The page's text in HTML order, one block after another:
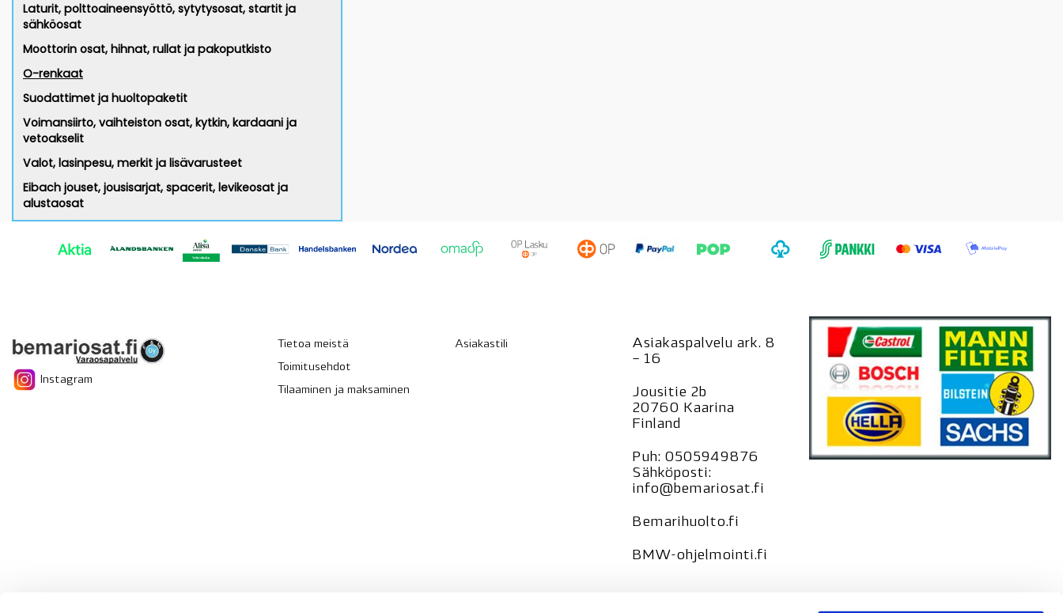
Laturit, polttoaineensyöttö, sytytysosat, startit ja
sähköosat
Moottorin osat, hihnat, rullat ja pakoputkisto
O-renkaat
Suodattimet ja huoltopaketit
Voimansiirto, vaihteiston osat, kytkin, kardaani ja
vetoakselit
Valot, lasinpesu, merkit ja lisävarusteet
Eibach jouset, jousisarjat, spacerit, levikeosat ja
alustaosat
Instagram
Tietoa meistä
Toimitusehdot
Tilaaminen ja maksaminen
Asiakastili
Asiakaspalvelu ark. 8
– 16
Jousitie 2b
20760 Kaarina
Finland
Puh: 0505949876
Sähköposti:
info@bemariosat.fi
Bemarihuolto.fi
BMW-ohjelmointi.fi